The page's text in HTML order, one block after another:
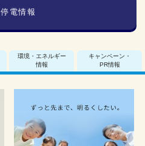
停電情報
環境・エネルギー
情報
キャンペーン・
PR情報